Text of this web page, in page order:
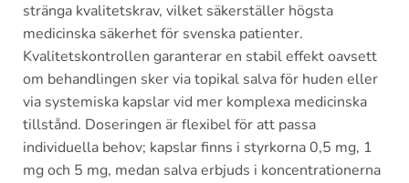
stränga kvalitetskrav, vilket säkerställer högsta
medicinska säkerhet för svenska patienter.
Kvalitetskontrollen garanterar en stabil effekt oavsett
om behandlingen sker via topikal salva för huden eller
via systemiska kapslar vid mer komplexa medicinska
tillstånd. Doseringen är flexibel för att passa
individuella behov; kapslar finns i styrkorna 0,5 mg, 1
mg och 5 mg, medan salva erbjuds i koncentrationerna